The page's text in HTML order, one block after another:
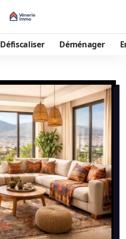
Défiscaliser Déménager